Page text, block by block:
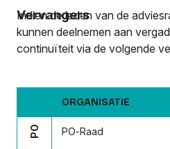
Vervangers
Indien de leden van de
kunnen deelnemen aan
continuïteit via de volgende
ORGANISATIE
PO PO-Raad